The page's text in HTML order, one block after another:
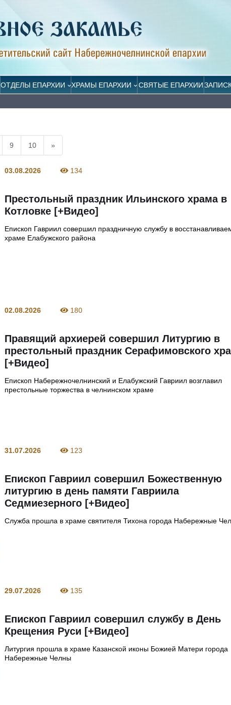
ОТДЕЛЫ ЕПАРХИИ ХРАМЫ ЕПАРХИИ СВЯТЫЕ ЕПАРХИИ
9 10 »
03.08.2026 134
Престольный праздник Ильинского храма в
Котловке [+Видео]
Епископ Гавриил совершил праздничную службу в
храме Елабужского района
02.08.2026 180
Правящий архиерей совершил Литургию в
престольный праздник Серафимовского
[+Видео]
Епископ Набережночелнинский и Елабужский Гавриил возглавил
престольные торжества в челнинском храме
31.07.2026 123
Епископ Гавриил совершил Божественную
литургию в день памяти Гавриила
Седмиезерного [+Видео]
Служба прошла в храме святителя Тихона города Набережные
29.07.2026 135
Епископ Гавриил совершил службу в День
Крещения Руси [+Видео]
Литургия прошла в храме Казанской иконы Божией Матери города
Набережные Челны